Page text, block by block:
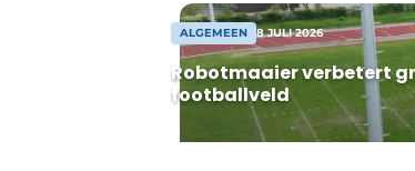
ALGEMEEN 8 JULI 2026
Robotmaaier verbetert
footballveld